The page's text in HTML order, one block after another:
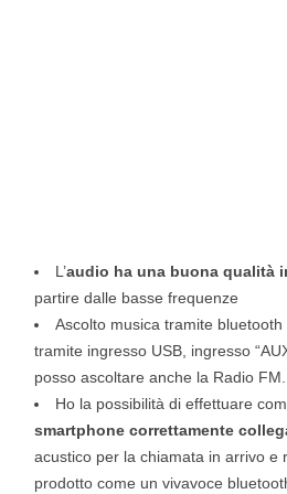
L’audio ha una buona qualità
partire dalle basse frequenze
Ascolto musica tramite
tramite ingresso USB, ingresso
posso ascoltare anche la Radio FM.
Ho la possibilità di effettuare
smartphone correttamente
acustico per la chiamata in arrivo e
prodotto come un vivavoce